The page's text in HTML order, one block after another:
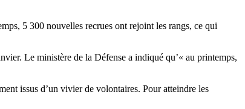
5 300 nouvelles recrues ont rejoint les rangs, ce qui
Le ministère de la Défense a indiqué qu’« au printemps,
issus d’un vivier de volontaires. Pour atteindre les